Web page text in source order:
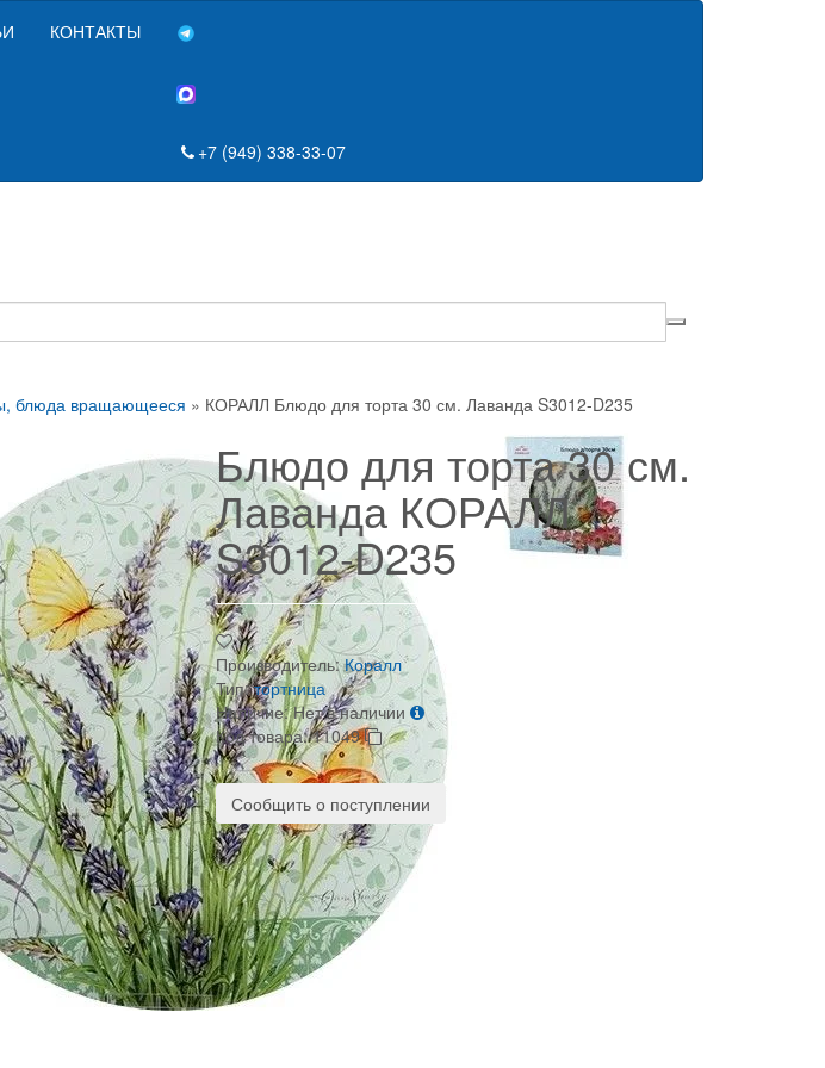
КОНТАКТЫ
+7 (949) 338-33-07
блюда вращающееся » КОРАЛЛ Блюдо для торта 30 см. Лаванда S3012-D235
Блюдо для торта 30 см.
Лаванда КОРАЛЛ
S3012-D235
Производитель: Коралл
Тип: тортница
Наличие: Нет в наличии
Код товара:11049
Сообщить о поступлении